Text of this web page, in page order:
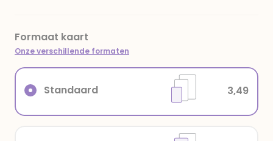
Formaat kaart
Onze verschillende formaten
Standaard 3,49